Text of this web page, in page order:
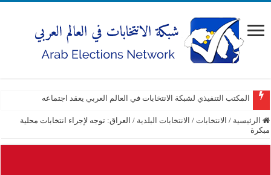
المكتب التنفيذي لشبكة الانتخابات في العالم العربي يعقد اجتماعه
الرئيسية / الانتخابات / الانتخابات البلدية / العراق: توجه لإجراء انتخابات محلية
مبكرة